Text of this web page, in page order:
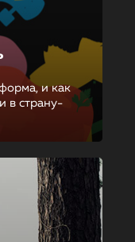
и как
в страну-